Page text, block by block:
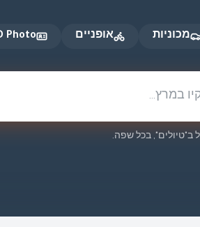
מכוניות אופניים Photo
ב"טיולים", בכל שפה.